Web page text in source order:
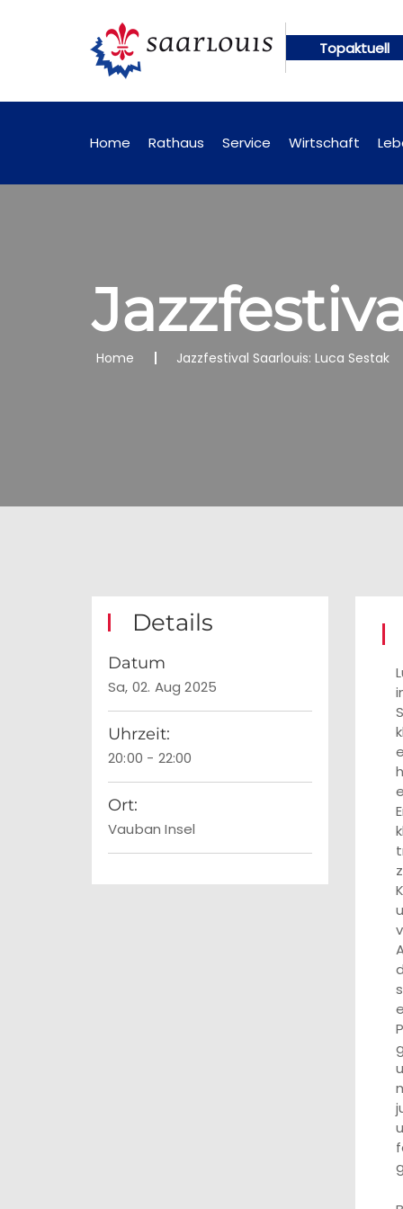
Topaktuell
künftig online abrufbar Öffentliche
Home Rathaus Service Wirtschaft
Home Jazzfestival Saarlouis: Luca Sestak
Details
Datum
Sa, 02. Aug 2025
Uhrzeit:
20:00 - 22:00
Ort:
Vauban Insel